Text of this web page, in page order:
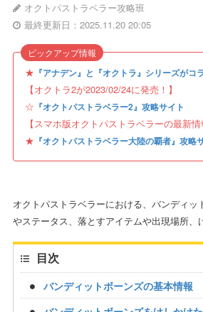
オクトパストラベラー攻略班
最終更新日：2025.11.20 20:05
★ 『アナデン』と『オクトラ』シリーズがコ
【オクトラ2が2023/02/24に発売！】
☆ 『オクトパストラベラー2』攻略サイト
【スマホ版オクトパストラベラーの最新情
★ 『オクトパストラベラー大陸の覇者』攻略
ピックアップ情報
オクトパストラベラーにおける、バンディ
やステータス、落とすアイテムや出現場所、
目次
バンディットボーンズの基本情報